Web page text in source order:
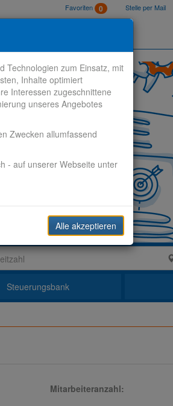
Favoriten 0 Stelle per Mail
Steuerungsbank
Mitarbeiteranzahl:
Technologien zum Einsatz, mit
Inhalte optimiert
Interessen zugeschnittene
unseres Angebotes
Zwecken allumfassend
- auf unserer Webseite unter
Alle akzeptieren